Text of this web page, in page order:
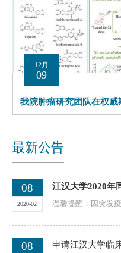
12月
09
我院肿瘤研究团队在权威
最新公告
08
2020-02
温馨提醒：因突发
他相关工作的时间
08